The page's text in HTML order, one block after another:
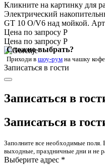
Кликните на картинку для
Электрический
GT 10 O/V6 над мойкой.
Цена по запросу Р
Цена по запросу Р
Сложно выбрать?
Приходи в шоу-рум на чашку кофе
Записаться в гости
Записаться в
Записаться в
Заполните все необходимые поля.
выходные, праздничные дни и не
Выберите адрес *